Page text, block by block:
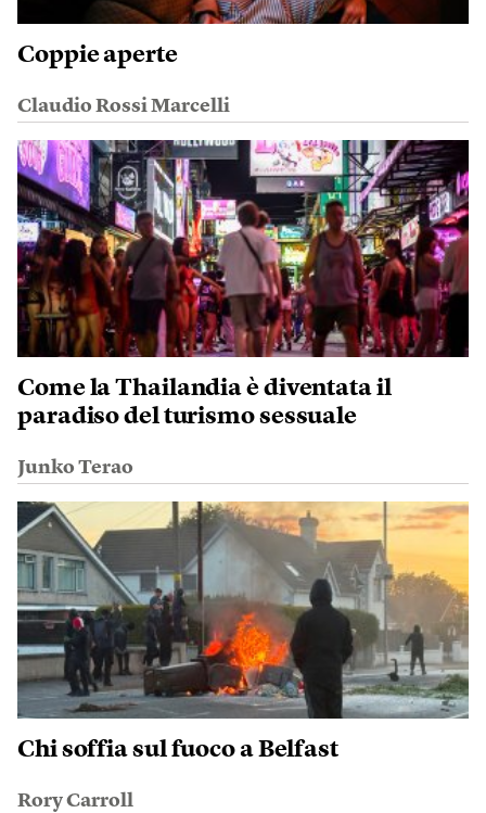
Coppie aperte
Claudio Rossi Marcelli
Come la Thailandia è diventata il
paradiso del turismo sessuale
Junko Terao
Chi soffia sul fuoco a Belfast
Rory Carroll